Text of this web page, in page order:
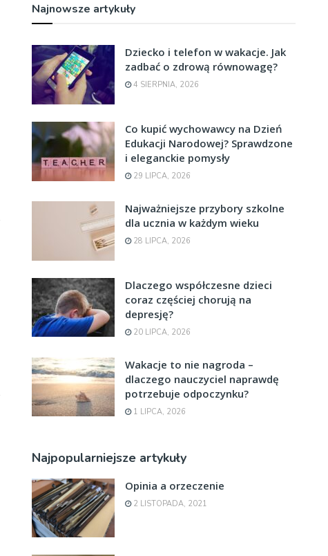
Najnowsze artykuły
Dziecko i telefon w wakacje. Jak
zadbać o zdrową równowagę?
4 SIERPNIA, 2026
Co kupić wychowawcy na Dzień
Edukacji Narodowej? Sprawdzone
i eleganckie pomysły
29 LIPCA, 2026
Najważniejsze przybory szkolne
dla ucznia w każdym wieku
28 LIPCA, 2026
Dlaczego współczesne dzieci
coraz częściej chorują na
depresję?
20 LIPCA, 2026
Wakacje to nie nagroda –
dlaczego nauczyciel naprawdę
potrzebuje odpoczynku?
1 LIPCA, 2026
Najpopularniejsze artykuły
Opinia a orzeczenie
2 LISTOPADA, 2021